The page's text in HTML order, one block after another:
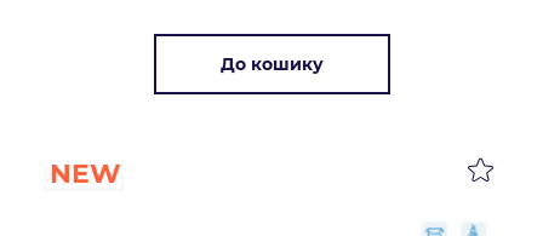
До кошику
NEW